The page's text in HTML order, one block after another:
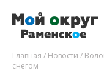
Главная / Новости /
снегом